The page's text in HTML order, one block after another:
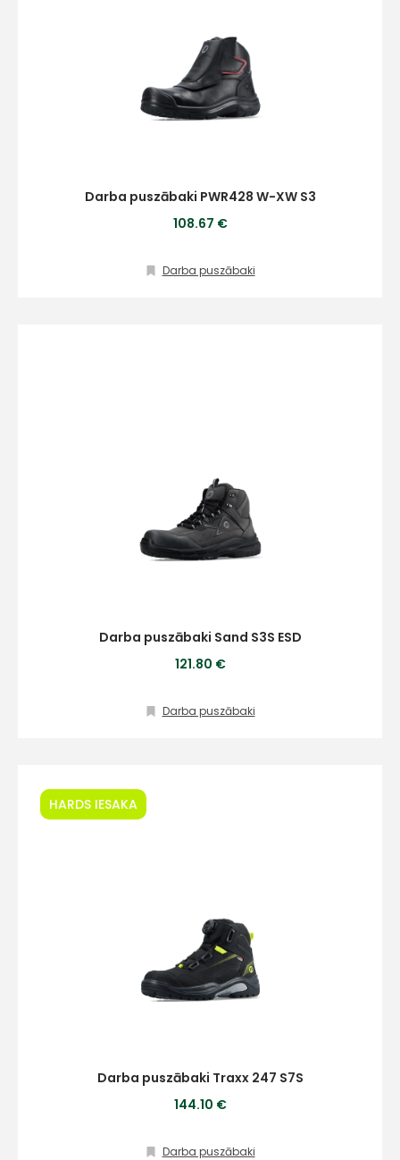
Darba puszābaki PWR428 W-XW S3
108.67 €
Darba puszābaki
Darba puszābaki Sand S3S ESD
121.80 €
Darba puszābaki
HARDS IESAKA
Darba puszābaki Traxx 247 S7S
144.10 €
Darba puszābaki